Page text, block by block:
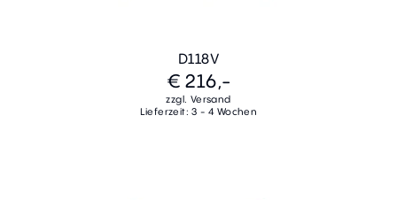
D118V
€ 216,-
zzgl. Versand
Lieferzeit: 3 - 4 Wochen